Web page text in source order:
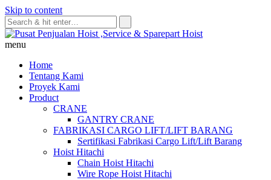
Skip to content
menu
Home
Tentang Kami
Proyek Kami
Product
CRANE
GANTRY CRANE
FABRIKASI CARGO LIFT/LIFT BARANG
Sertifikasi Fabrikasi Cargo Lift/Lift Barang
Hoist Hitachi
Chain Hoist Hitachi
Wire Rope Hoist Hitachi